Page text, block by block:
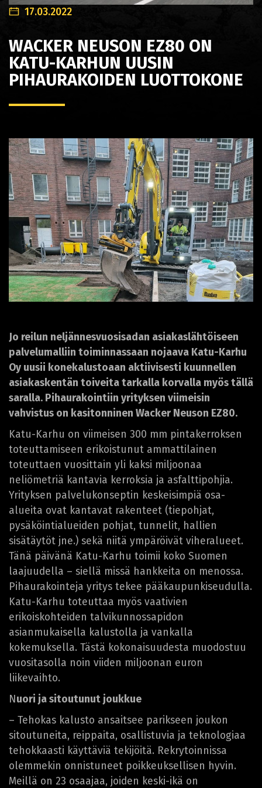
17.03.2022
WACKER NEUSON EZ80 ON
KATU-KARHUN UUSIN
PIHAURAKOIDEN LUOTTOKONE
Jo reilun neljännesvuosisadan asiakaslähtöiseen
palvelumalliin toiminnassaan nojaava Katu-Karhu
Oy uusii konekalustoaan aktiivisesti kuunnellen
asiakaskentän toiveita tarkalla korvalla myös tällä
saralla. Pihaurakointiin yrityksen viimeisin
vahvistus on kasitonninen Wacker Neuson EZ80.
Katu-Karhu on viimeisen 300 mm pintakerroksen
toteuttamiseen erikoistunut ammattilainen
toteuttaen vuosittain yli kaksi miljoonaa
neliömetriä kantavia kerroksia ja asfalttipohjia.
Yrityksen palvelukonseptin keskeisimpiä osa-
alueita ovat kantavat rakenteet (tiepohjat,
pysäköintialueiden pohjat, tunnelit, hallien
sisätäytöt jne.) sekä niitä ympäröivät viheralueet.
Tänä päivänä Katu-Karhu toimii koko Suomen
laajuudella – siellä missä hankkeita on menossa.
Pihaurakointeja yritys tekee pääkaupunkiseudulla.
Katu-Karhu toteuttaa myös vaativien
erikoiskohteiden talvikunnossapidon
asianmukaisella kalustolla ja vankalla
kokemuksella. Tästä kokonaisuudesta muodostuu
vuositasolla noin viiden miljoonan euron
liikevaihto.
Nuori ja sitoutunut joukkue
– Tehokas kalusto ansaitsee parikseen joukon
sitoutuneita, reippaita, osallistuvia ja teknologiaa
tehokkaasti käyttäviä tekijöitä. Rekrytoinnissa
olemmekin onnistuneet poikkeuksellisen hyvin.
Meillä on 23 osaajaa, joiden keski-ikä on